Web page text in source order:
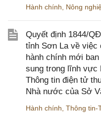
Hành chính Nông
Quyết định 1844/
tỉnh Sơn La về việc
hành chính mới
sung trong lĩnh vực
Thông tin điện tử
Nhà nước của Sở
Hành chính Thông tin-